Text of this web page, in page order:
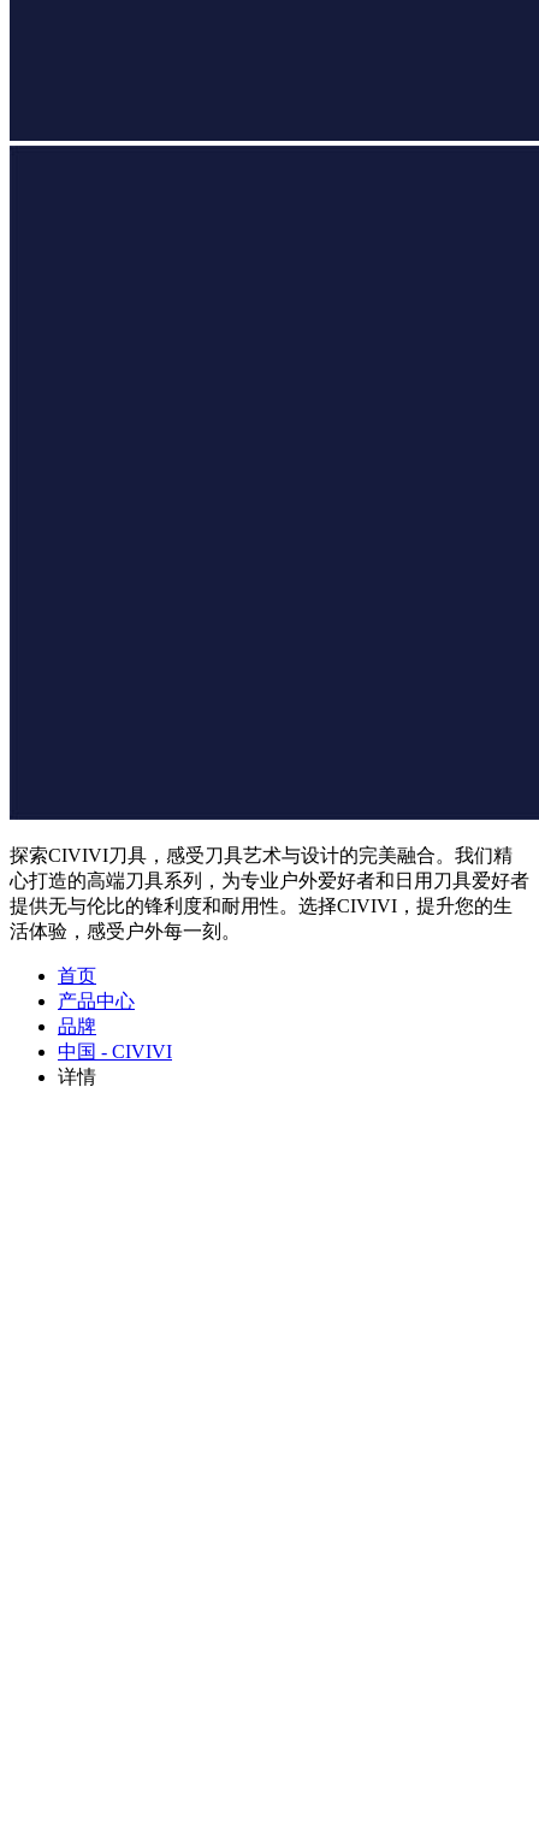
探索CIVIVI刀具，感受刀具艺术与设计的完美融合。我们精
心打造的高端刀具系列，为专业户外爱好者和日用刀具爱好者
提供无与伦比的锋利度和耐用性。选择CIVIVI，提升您的生
活体验，感受户外每一刻。
首页
产品中心
品牌
中国 - CIVIVI
详情